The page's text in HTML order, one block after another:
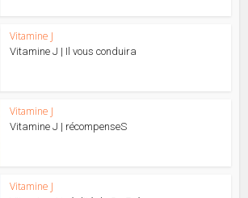
Vitamine J
Vitamine J | Il vous conduira
Vitamine J
Vitamine J | récompenseS
Vitamine J